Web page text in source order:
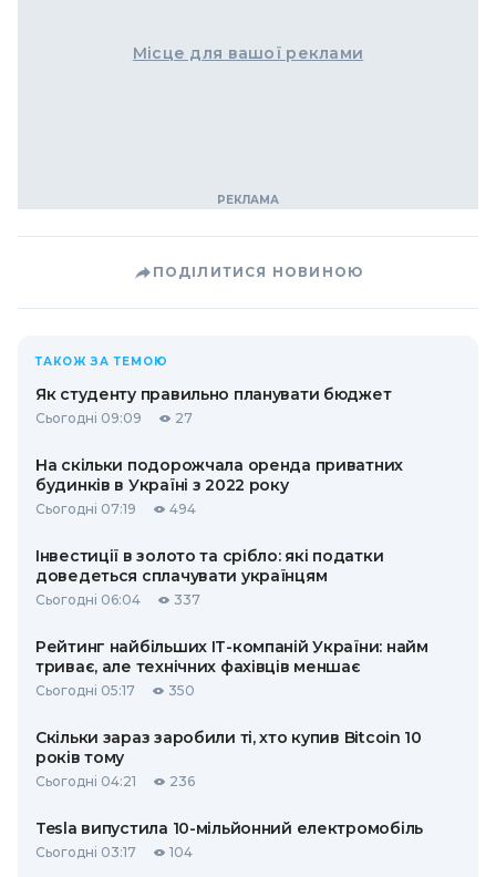
Місце для вашої реклами
ПОДІЛИТИСЯ НОВИНОЮ
ТАКОЖ ЗА ТЕМОЮ
Як студенту правильно планувати бюджет
Сьогодні 09:09 27
На скільки подорожчала оренда приватних
будинків в Україні з 2022 року
Сьогодні 07:19 494
Інвестиції в золото та срібло: які податки
доведеться сплачувати українцям
Сьогодні 06:04 337
Рейтинг найбільших ІТ-компаній України: найм
триває, але технічних фахівців меншає
Сьогодні 05:17 350
Скільки зараз заробили ті, хто купив Bitcoin 10
років тому
Сьогодні 04:21 236
Tesla випустила 10-мільйонний електромобіль
Сьогодні 03:17 104